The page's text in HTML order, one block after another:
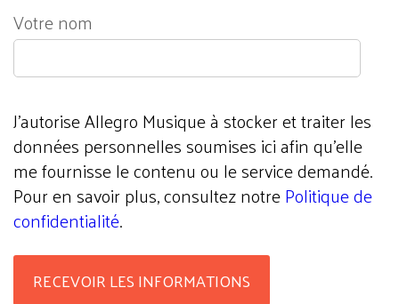
Votre nom
J'autorise Allegro Musique à stocker et traiter les
données personnelles soumises ici afin qu’elle
me fournisse le contenu ou le service demandé.
Pour en savoir plus, consultez notrePolitique de
confidentialité.